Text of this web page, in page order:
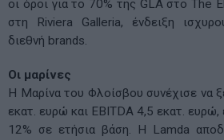
οι όροι για το 70% της GLA στο The
στη Riviera Galleria, ένδειξη
διεθνή brands.
Οι μαρίνες
Η Μαρίνα του Φλοίσβου συνέχισε να
εκατ. ευρώ και EBITDA 4,5 εκατ. ευρώ,
12% σε ετήσια βάση. Η Lamda